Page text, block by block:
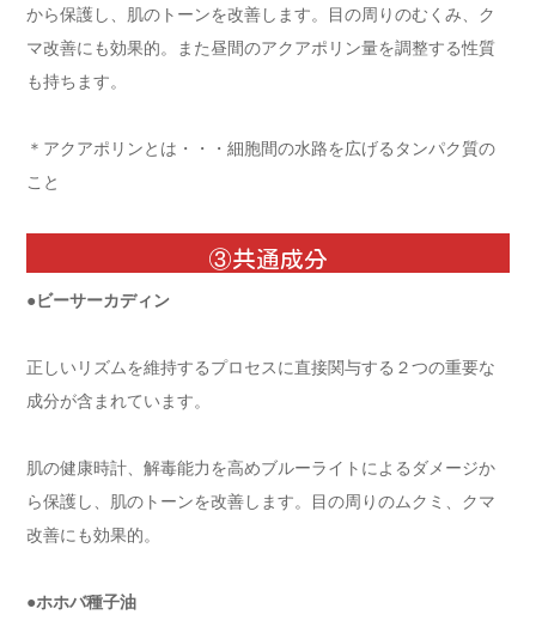
から保護し、肌のトーンを改善します。目の周りのむくみ、ク
マ改善にも効果的。また昼間のアクアポリン量を調整する性質
も持ちます。
＊アクアポリンとは・・・細胞間の水路を広げるタンパク質の
こと
③共通成分
●ビーサーカディン
正しいリズムを維持するプロセスに直接関与する２つの重要な
成分が含まれています。
肌の健康時計、解毒能力を高めブルーライトによるダメージか
ら保護し、肌のトーンを改善します。目の周りのムクミ、クマ
改善にも効果的。
●ホホバ種子油